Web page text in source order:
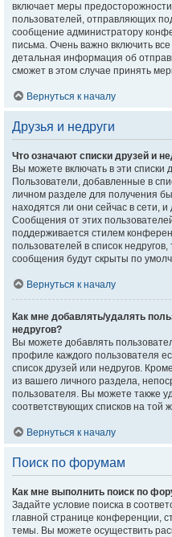
включает меры
пользователей, отправляющих
сообщение администратору
письма. Очень важно включить
детальная информация об
сможет в этом случае принять
Вернуться к началу
Друзья и недруги
Что означают списки друзей и
Вы можете включать в эти списки
Пользователи, добавленные в
личном разделе для получения
находятся ли они сейчас в сети,
Сообщения от этих
поддерживается стилем
пользователей в список
сообщения будут скрыты по
Вернуться к началу
Как мне добавлять/удалять
недругов?
Вы можете добавлять
профиле каждого пользователя
список друзей или недругов.
из вашего личного раздела,
пользователя. Вы можете также
соответствующих списков на той
Вернуться к началу
Поиск по форумам
Как мне выполнить поиск по
Задайте условие поиска в
главной странице конференции,
темы. Вы можете осуществить